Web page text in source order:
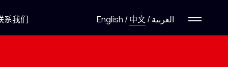
系我们 English /中文/العربية